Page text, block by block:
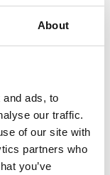
About
ads, to
our traffic.
of our site with
partners who
you’ve